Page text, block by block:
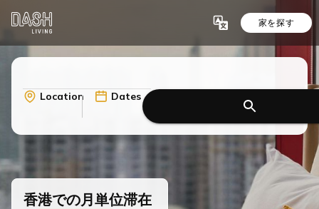
家を探す
Location Dates
香港での月単位滞在